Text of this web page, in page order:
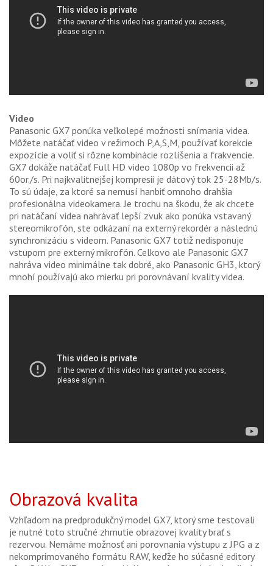
Video
Panasonic GX7 ponúka veľkolepé možnosti snímania videa.
Môžete natáčať video v režimoch P,A,S,M, používať korekcie
expozície a voliť si rôzne kombinácie rozlíšenia a frakvencie.
GX7 dokáže natáčať Full HD video 1080p vo frekvencii až
60or./s. Pri najkvalitnejšej kompresii je dátový tok 25-28Mb/s.
To sú údaje, za ktoré sa nemusí hanbiť omnoho drahšia
profesionálna videokamera. Je trochu na škodu, že ak chcete
pri natáčaní videa nahrávať lepší zvuk ako ponúka vstavaný
stereomikrofón, ste odkázaní na externý rekordér a následnú
synchronizáciu s videom. Panasonic GX7 totiž nedisponuje
vstupom pre externý mikrofón. Celkovo ale Panasonic GX7
nahráva video minimálne tak dobré, ako Panasonic GH3, ktorý
mnohí používajú ako mierku pri porovnávaní kvality videa.
Obrazová kvalita
Vzhľadom na predprodukčný model GX7, ktorý sme testovali
je nutné toto stručné zhrnutie obrazovej kvality brať s
rezervou. Nemáme možnosť ani porovnania výstupu z JPG a z
nekomprimovaného formátu RAW, keďže ho súčasné editory